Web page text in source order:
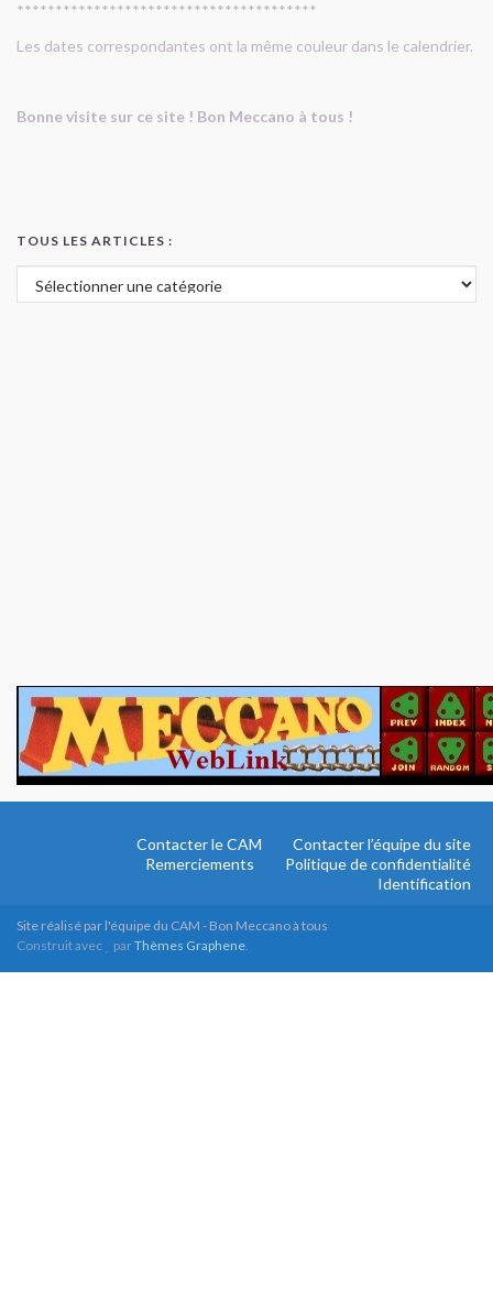
***************************************
Les dates correspondantes ont la même couleur dans le calendrier.
Bonne visite sur ce site ! Bon Meccano à tous !
TOUS LES ARTICLES :
Tous les articles :
Contacter le CAM
Contacter l’équipe du site
Remerciements
Politique de confidentialité
Identification
Site réalisé par l'équipe du CAM - Bon Meccano à tous
Construit avec
parThèmes Graphene.